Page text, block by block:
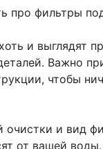
про фильтры
и выглядят
Важно
чтобы
очистки и вид
от вашей